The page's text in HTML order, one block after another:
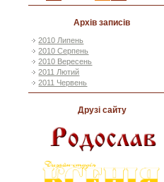
Архів записів
2010 Липень
2010 Серпень
2010 Вересень
2011 Лютий
2011 Червень
Друзі сайту